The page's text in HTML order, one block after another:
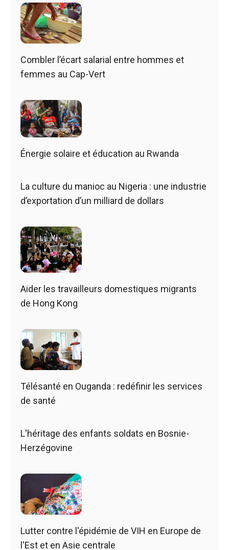
Combler l’écart salarial entre hommes et
femmes au Cap-Vert
Énergie solaire et éducation au Rwanda
La culture du manioc au Nigeria : une industrie
d’exportation d’un milliard de dollars
Aider les travailleurs domestiques migrants
de Hong Kong
Télésanté en Ouganda : redéfinir les services
de santé
L'héritage des enfants soldats en Bosnie-
Herzégovine
Lutter contre l'épidémie de VIH en Europe de
l'Est et en Asie centrale